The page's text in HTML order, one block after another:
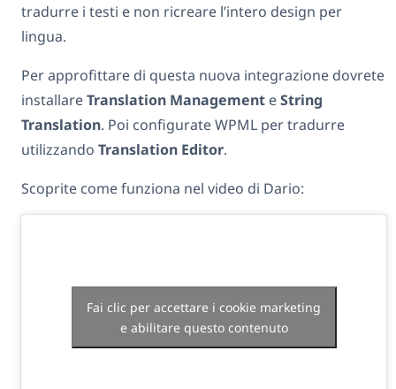
tradurre i testi e non ricreare l’intero design per
lingua.
Per approfittare di questa nuova integrazione dovrete
installareTranslation Management eString
Translation. Poi configurate WPML per tradurre
utilizzando Translation Editor.
Scoprite come funziona nel video di Dario:
Fai clic per accettare i cookie marketing
e abilitare questo contenuto